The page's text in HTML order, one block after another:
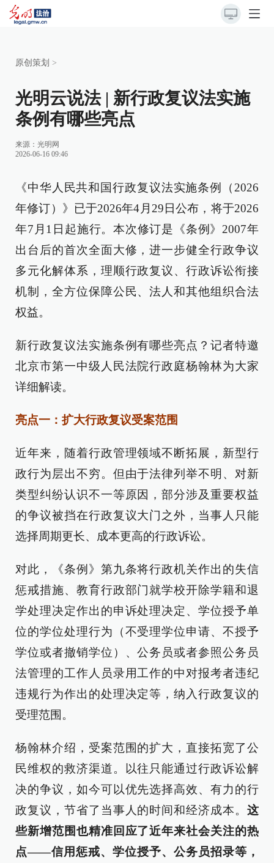
原创策划 >
光明云说法 | 新行政复议法实施
条例有哪些亮点
来源： 光明网
2026-06-16 09:46
《中华人民共和国行政复议法实施条例（2026
年修订）》已于2026年4月29日公布，将于2026
年7月1日起施行。本次修订是《条例》2007年
出台后的首次全面大修，进一步健全行政争议
多元化解体系，理顺行政复议、行政诉讼衔接
机制，全方位保障公民、法人和其他组织合法
权益。
新行政复议法实施条例有哪些亮点？记者特邀
北京市第一中级人民法院行政庭杨翰林为大家
详细解读。
亮点一：扩大行政复议受案范围
近年来，随着行政管理领域不断拓展，新型行
政行为层出不穷。但由于法律列举不明、对新
类型纠纷认识不一等原因，部分涉及重要权益
的争议被挡在行政复议大门之外，当事人只能
选择周期更长、成本更高的行政诉讼。
对此，《条例》第九条将行政机关作出的失信
惩戒措施、教育行政部门就学校开除学籍和退
学处理决定作出的申诉处理决定、学位授予单
位的学位处理行为（不受理学位申请、不授予
学位或者撤销学位）、公务员或者参照公务员
法管理的工作人员录用工作的中对报考者违纪
违规行为作出的处理决定等，纳入行政复议的
受理范围。
杨翰林介绍，受案范围的扩大，直接拓宽了公
民维权的救济渠道。以往只能通过行政诉讼解
决的争议，如今可以优先选择高效、有力的行
政复议，节省了当事人的时间和经济成本。 这
些新增范围也精准回应了近年来社会关注的热
点——信用惩戒、学位授予、公务员招录等，